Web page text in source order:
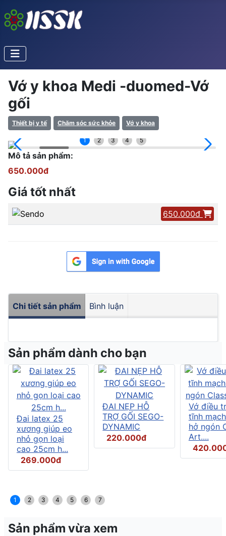
Vớ y khoa Medi -duomed-Vớ
gối
Thiết bị y tế Chăm sóc sức khỏe Vớ y khoa
1 2 3 4 5
Mô tả sản phẩm:
650.000đ
Giá tốt nhất
650.000đ
Chi tiết sản phẩm Bình luận
Sản phẩm dành cho bạn
Đai latex 25
xương giúp eo
nhỏ gọn loại
cao 25cm h...
269.000đ
ĐAI NẸP HỖ
TRỢ GỐI SEGO-
DYNAMIC
220.000đ
Vớ điều
tĩnh
hở ngón
Art....
1 2 3 4 5 6 7
Sản phẩm vừa xem